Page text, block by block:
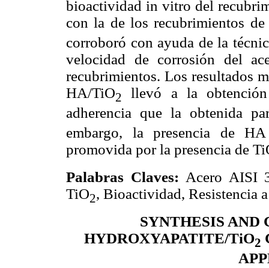
bioactividad in vitro del
con la de los recubrimientos
corroboró con ayuda de la
velocidad de corrosión del
recubrimientos. Los resultados
HA/TiO2
llevó a la
adherencia que la obtenida
embargo, la presencia de
promovida por la presencia de
Palabras Claves: Acero AISI
TiO2, Bioactividad, Resistencia
SYNTHESIS
HYDROXYAPATITE/TiO2